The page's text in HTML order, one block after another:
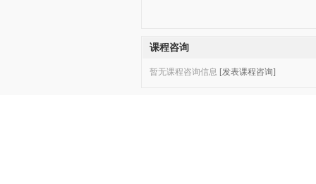
课程咨询
暂无课程咨询信息 [发表课程咨询]